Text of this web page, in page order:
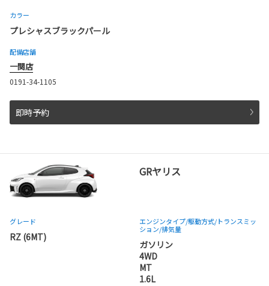
カラー
プレシャスブラックパール
配備店舗
一関店
0191-34-1105
即時予約
GRヤリス
グレード
RZ (6MT)
エンジンタイプ/駆動方式/トランスミッ
ション/排気量
ガソリン
4WD
MT
1.6L